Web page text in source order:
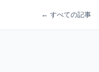
← すべての記事